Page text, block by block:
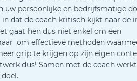
uw persoonlijke en bedrijfsmatige
dat de coach kritisch kijkt naar de
gaat hen dus niet enkel om een
om effectieve methoden
grip te krijgen op zijn eigen
dus! Samen met de coach